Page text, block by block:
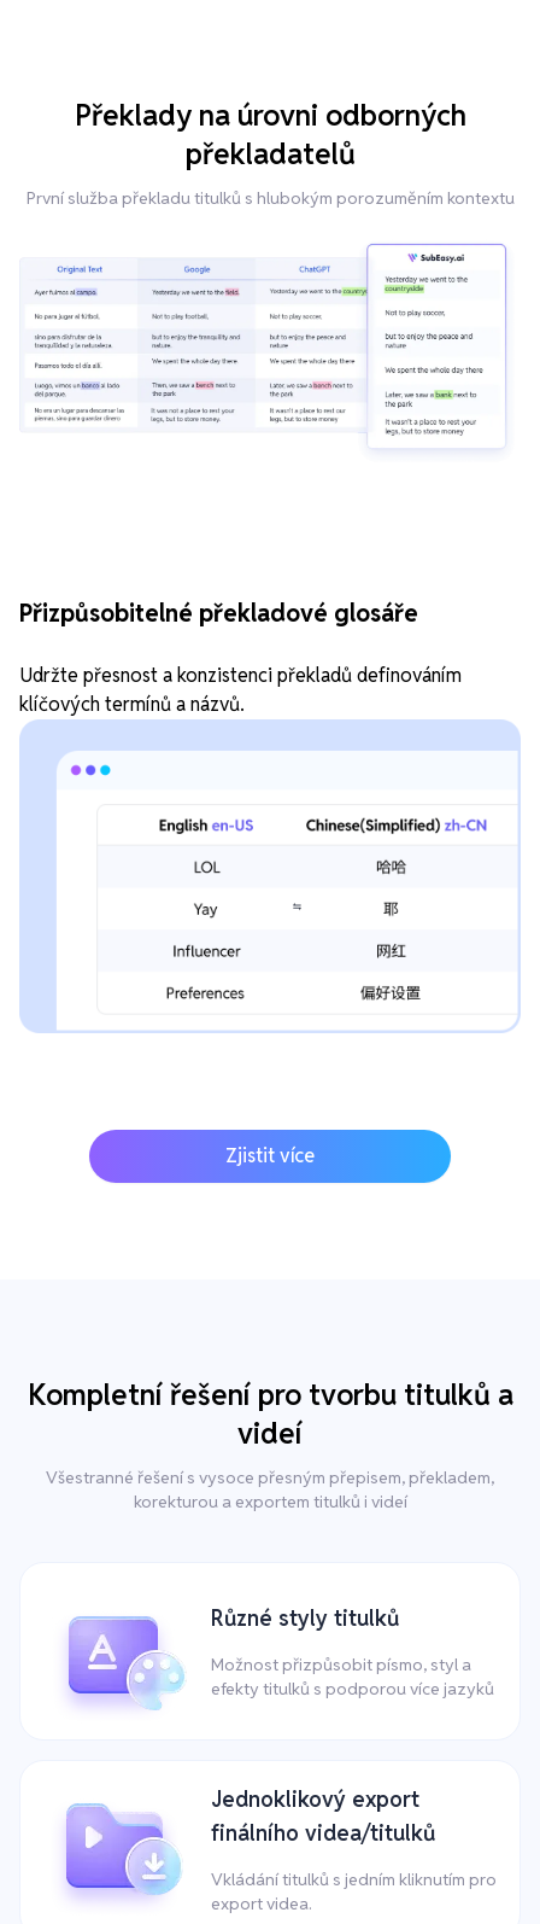
Překlady na úrovni odborných
překladatelů
První služba překladu titulků s hlubokým porozuměním kontextu
Přizpůsobitelné překladové glosáře
Udržte přesnost a konzistenci překladů definováním
klíčových termínů a názvů.
Zjistit více
Kompletní řešení pro tvorbu titulků a
videí
Všestranné řešení s vysoce přesným přepisem, překladem,
korekturou a exportem titulků i videí
Různé styly titulků
Možnost přizpůsobit písmo, styl a
efekty titulků s podporou více jazyků
Jednoklikový export
finálního videa/titulků
Vkládání titulků s jedním kliknutím pro
export videa.